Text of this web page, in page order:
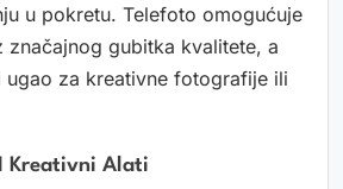
u pokretu. Telefoto omogućuje
značajnog gubitka kvalitete, a
ugao za kreativne fotografije ili
Kreativni Alati